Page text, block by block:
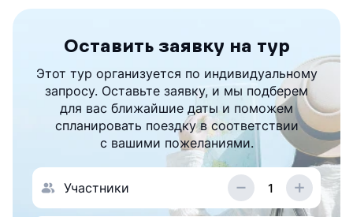
Оставить заявку на тур
Этот тур организуется по индивидуальному
запросу. Оставьте заявку, и мы подберем
для вас ближайшие даты и поможем
спланировать поездку в соответствии
с вашими пожеланиями.
Участники